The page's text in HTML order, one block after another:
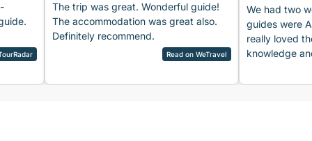
The trip was great. Wonderful guide!
The accommodation was great also.
Definitely recommend.
Read on WeTravel
We had two
guides were
really loved
knowledge
Amadeo.
were